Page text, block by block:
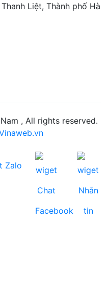
Liệt, Thành phố Hà
, All rights reserved.
Zalo